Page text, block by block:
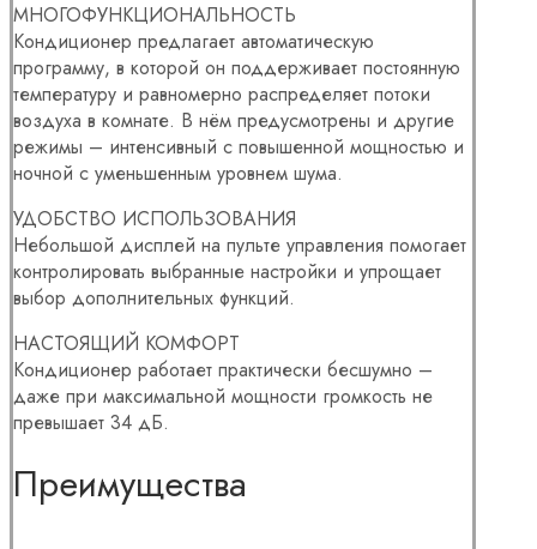
МНОГОФУНКЦИОНАЛЬНОСТЬ
Кондиционер предлагает автоматическую
программу, в которой он поддерживает постоянную
температуру и равномерно распределяет потоки
воздуха в комнате. В нём предусмотрены и другие
режимы – интенсивный с повышенной мощностью и
ночной с уменьшенным уровнем шума.
УДОБСТВО ИСПОЛЬЗОВАНИЯ
Небольшой дисплей на пульте управления помогает
контролировать выбранные настройки и упрощает
выбор дополнительных функций.
НАСТОЯЩИЙ КОМФОРТ
Кондиционер работает практически бесшумно –
даже при максимальной мощности громкость не
превышает 34 дБ.
Преимущества